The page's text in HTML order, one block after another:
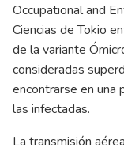
Occupational and
Ciencias de Tokio
de la variante
consideradas
encontrarse en una
las infectadas.
La transmisión